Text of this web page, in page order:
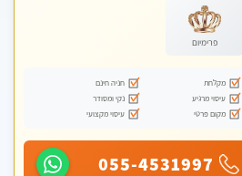
פרימיום
מקלחת
חניה חינם
עיסוי מרגיע
נקי ומסודר
מקום פרטי
עיסוי מקצועי
055-4531997